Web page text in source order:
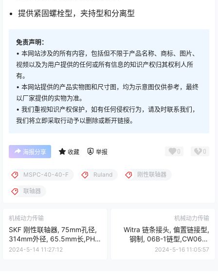
提供紧固螺栓型，夹持型和分离型
免责声明：
• 本网站涉及的所有内容，包括但不限于产品名称、商标、图片、
视频以及为用户提供的任何或所有信息的知识产权归其权利人所
有。
• 本网站提供的产品实物图和尺寸图，均为示意图仅供参考，最终
以厂家提供的实物为准。
• 我们重视知识产权保护，如有任何侵权行为，请及时联系我们，
我们将立即采取行动予以删除或断开链接。
海报分享 收藏 举报 0 0
MSPC-40-40-F Ruland 刚性联轴器
联轴器
机械动力传输
SKF 刚性联轴器, 75mm孔径,
314mm外径, 65.5mm长,PHE
F120HTBFLG
2024-5-14 11:27:12
机械动力传输
Witra 链条接头, 偏置链接型,
钢制, 06B-1链型,CW06B-
1/15
2024-5-16 11:05:57